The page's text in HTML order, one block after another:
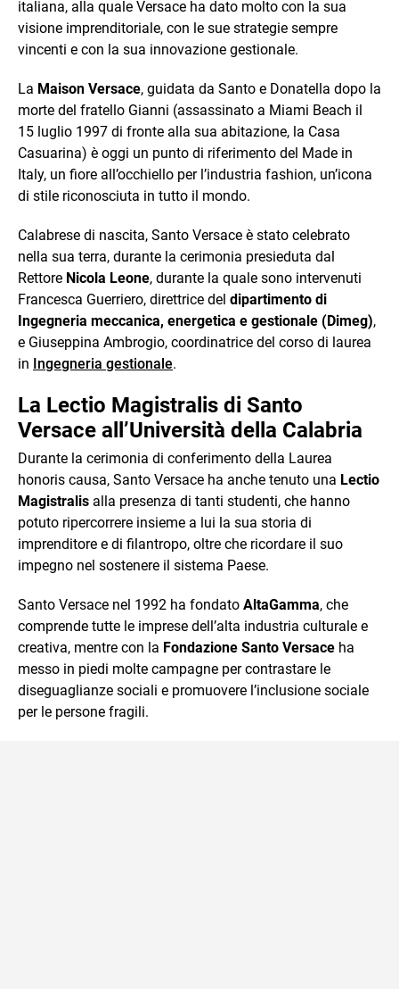
italiana, alla quale Versace ha dato molto con la sua
visione imprenditoriale, con le sue strategie sempre
vincenti e con la sua innovazione gestionale.
La Maison Versace, guidata da Santo e Donatella dopo la
morte del fratello Gianni (assassinato a Miami Beach il
15 luglio 1997 di fronte alla sua abitazione, la Casa
Casuarina) è oggi un punto di riferimento del Made in
Italy, un fiore all’occhiello per l’industria fashion, un’icona
di stile riconosciuta in tutto il mondo.
Calabrese di nascita, Santo Versace è stato celebrato
nella sua terra, durante la cerimonia presieduta dal
Rettore Nicola Leone, durante la quale sono intervenuti
Francesca Guerriero, direttrice del dipartimento di
Ingegneria meccanica, energetica e gestionale (Dimeg),
e Giuseppina Ambrogio, coordinatrice del corso di laurea
in Ingegneria gestionale.
La Lectio Magistralis di Santo
Versace all’Università della Calabria
Durante la cerimonia di conferimento della Laurea
honoris causa, Santo Versace ha anche tenuto una Lectio
Magistralis alla presenza di tanti studenti, che hanno
potuto ripercorrere insieme a lui la sua storia di
imprenditore e di filantropo, oltre che ricordare il suo
impegno nel sostenere il sistema Paese.
Santo Versace nel 1992 ha fondato AltaGamma, che
comprende tutte le imprese dell’alta industria culturale e
creativa, mentre con la Fondazione Santo Versace ha
messo in piedi molte campagne per contrastare le
diseguaglianze sociali e promuovere l’inclusione sociale
per le persone fragili.